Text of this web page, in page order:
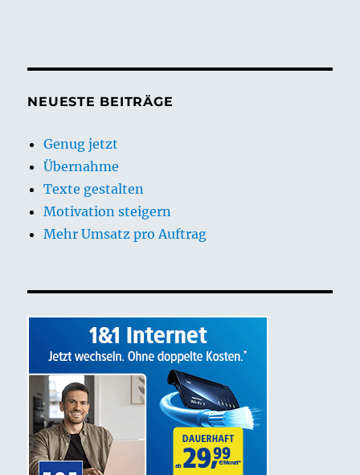
NEUESTE BEITRÄGE
Genug jetzt
Übernahme
Texte gestalten
Motivation steigern
Mehr Umsatz pro Auftrag